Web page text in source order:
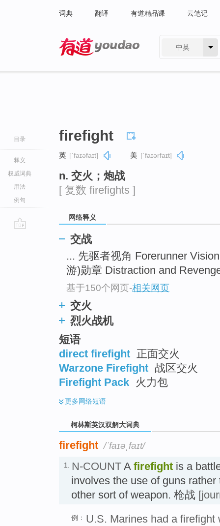
词典 翻译 有道精品课 云笔记
中英
目录
释义
权威词典
用法
例句
firefight
英 [ˈfaɪəfaɪt] 美 [ˈfaɪərfaɪt]
n. 交火；炮战
[ 复数 firefights ]
网络释义
交战
... 先驱者视角 Forerunner
游)勋章 Distraction and
基于150个网页-相关网页
交火
烈火战机
短语
direct firefight 正面交火
Warzone Firefight 战区交火
Firefight Pack 火力包
更多网络短语
柯林斯英汉双解大词典
firefight /ˈfaɪəˌfaɪt/
1. N-COUNT A firefight is a
involves the use of guns
other sort of weapon. 枪战
例： U.S. Marines had a